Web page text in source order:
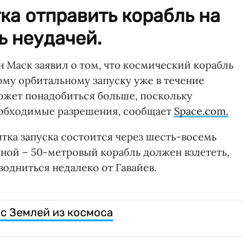
отправить корабль на
неудачей.
заявил о том, что космический корабль
орбитальному запуску уже в течение
понадобиться больше, поскольку
разрешения, сообщает Space.com.
запуска состоится через шесть-восемь
– 50-метровый корабль должен взлететь,
недалеко от Гавайев.
Землей из космоса